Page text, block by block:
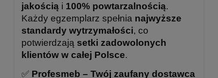
jakością i 100% powtarzalnością.
Każdy egzemplarz spełnia najwyższe
standardy wytrzymałości, co
potwierdzają setki zadowolonych
klientów w całej Polsce.
✅ Profesmeb – Twój zaufany dostawca